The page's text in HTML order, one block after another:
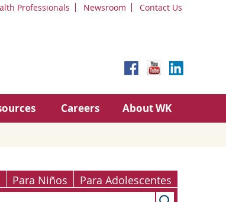
Professionals Newsroom Contact Us
Careers About WK
Para Niños Para Adolescentes